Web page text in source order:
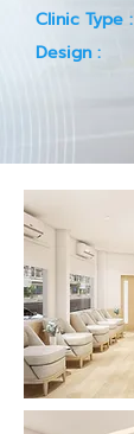
Clinic Type :
Design :